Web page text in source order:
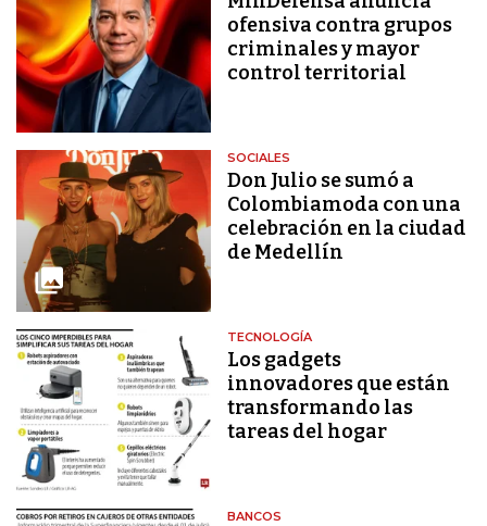
ofensiva contra grupos
criminales y mayor
control territorial
SOCIALES
Don Julio se sumó a
Colombiamoda con una
celebración en la ciudad
de Medellín
TECNOLOGÍA
Los gadgets
innovadores que están
transformando las
tareas del hogar
BANCOS